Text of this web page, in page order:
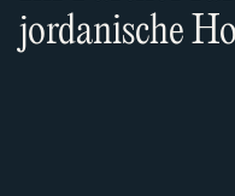
jordanische